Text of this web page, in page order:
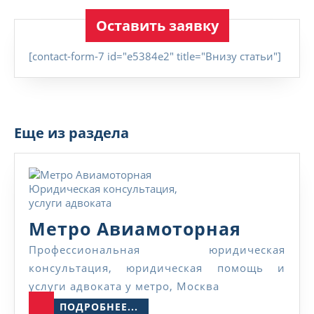
н
Оставить заявку
[contact-form-7 id="e5384e2" title="Внизу статьи"]
Еще из раздела
Метро Авиамоторная
Профессиональная юридическая
консультация, юридическая помощь и
услуги адвоката у метро, Москва
ПОДРОБНЕЕ...